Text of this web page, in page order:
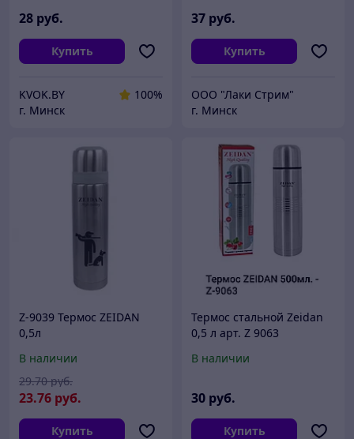
28 руб.
Купить
KVOK.BY
100%
г. Минск
37 руб.
Купить
ООО "Лаки Стрим"
г. Минск
Z-9039 Термос ZEIDAN
0,5л
В наличии
23.76 руб.
29.70 руб.
Купить
Термос стальной Zeidan
0,5 л арт. Z 9063
В наличии
30 руб.
Купить